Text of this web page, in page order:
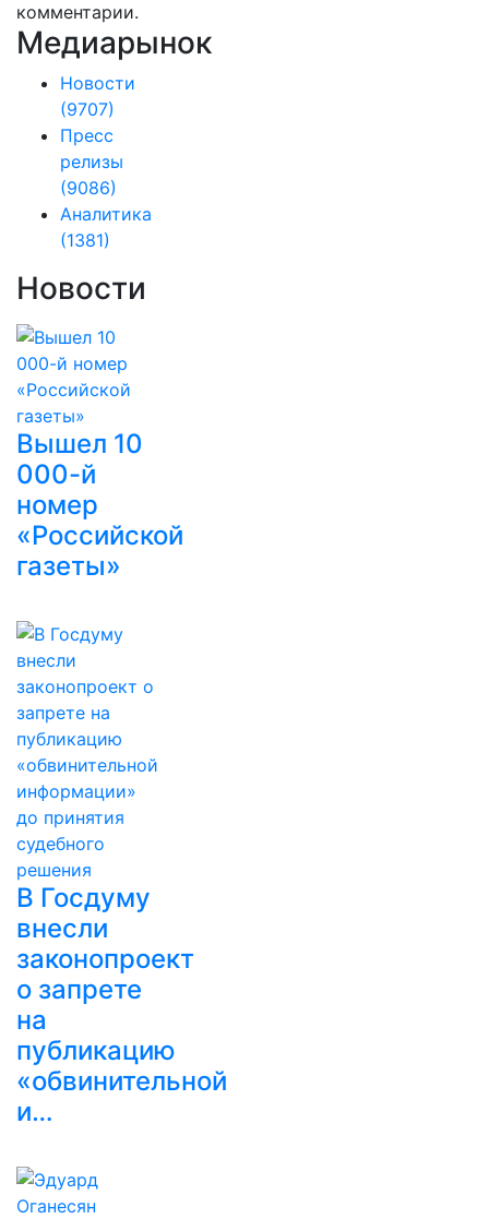
комментарии.
Медиарынок
Новости
(9707)
Пресс
релизы
(9086)
Аналитика
(1381)
Новости
Вышел 10
000-й
номер
«Российской
газеты»
В Госдуму
внесли
законопроект
о запрете
на
публикацию
«обвинительной
и…